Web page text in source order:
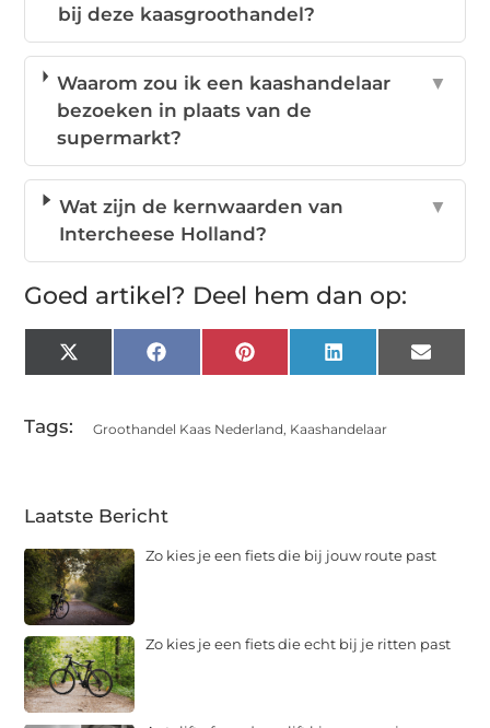
bij deze kaasgroothandel?
Waarom zou ik een kaashandelaar
bezoeken in plaats van de
supermarkt?
▼
Wat zijn de kernwaarden van
Intercheese Holland?
▼
Goed artikel? Deel hem dan op:
X
(Twitter)
FacebookPinterestLinkedInEmail
Tags: Groothandel Kaas Nederland, Kaashandelaar
Laatste Bericht
Zo kies je een fiets die bij jouw route past
Zo kies je een fiets die echt bij je ritten past